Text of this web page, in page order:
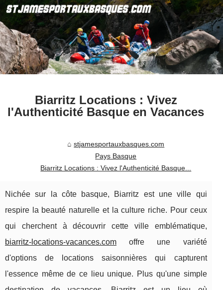
Biarritz Locations : Vivez
l'Authenticité Basque en Vacances
stjamesportauxbasques.com
Pays Basque
Biarritz Locations : Vivez l'Authenticité Basque...
Nichée sur la côte basque, Biarritz est une ville qui
respire la beauté naturelle et la culture riche. Pour ceux
qui cherchent à découvrir cette ville emblématique,
biarritz-locations-vacances.com offre une variété
d'options de locations saisonnières qui capturent
l'essence même de ce lieu unique. Plus qu'une simple